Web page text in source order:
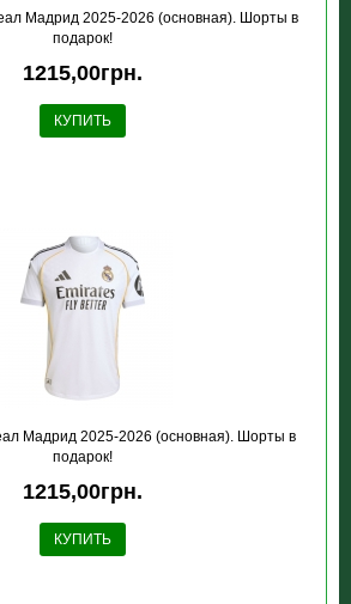
Мадрид 2025-2026 (основная). Шорты в
подарок!
1215,00грн.
КУПИТЬ
Мадрид 2025-2026 (основная). Шорты в
подарок!
1215,00грн.
КУПИТЬ